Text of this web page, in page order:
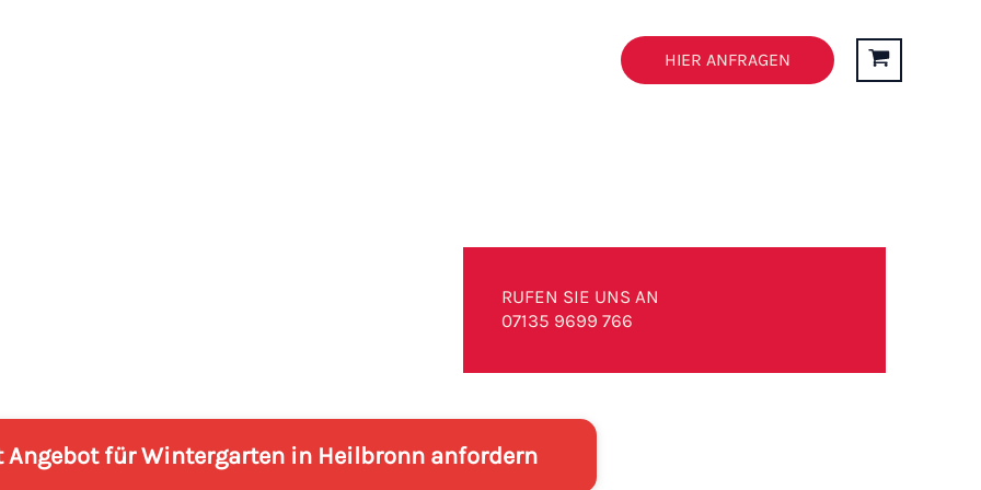
HIER ANFRAGEN
RUFEN SIE UNS AN
07135 9699 766
Angebot für Wintergarten in Heilbronn anfordern